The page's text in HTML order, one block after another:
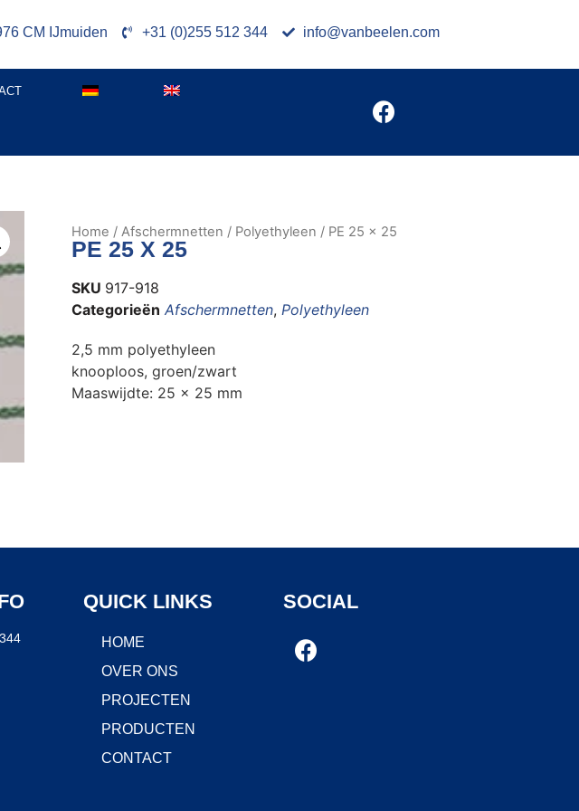
CM IJmuiden +31 (0)255 512 344 info@vanbeelen.com
Home / Afschermnetten / Polyethyleen / PE 25 x 25
PE 25 X 25
SKU 917-918
Categorieën Afschermnetten, Polyethyleen
2,5 mm polyethyleen
knooploos, groen/zwart
Maaswijdte: 25 x 25 mm
QUICK LINKS
HOME
OVER ONS
PROJECTEN
PRODUCTEN
CONTACT
SOCIAL